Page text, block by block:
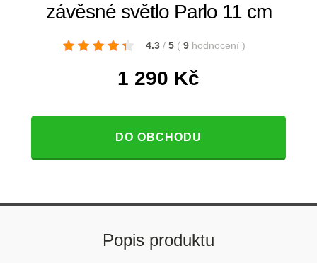
závěsné světlo Parlo 11 cm
4.3 / 5 ( 9 hodnocení )
1 290 Kč
DO OBCHODU
Popis produktu